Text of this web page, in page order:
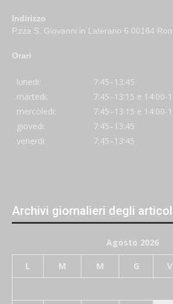
Indirizzo
P.zza S. Giovanni in Laterano 6 00184
Orari
lunedi:
7:45–13:45
martedi:
7:45–13:15 e 14:00-
mercoledi:
7:45–13:15 e 14:00-
giovedi:
7:45–13:45
venerdi:
7:45–13:45
Archivi giornalieri degli
Agosto 2026
L M M G V